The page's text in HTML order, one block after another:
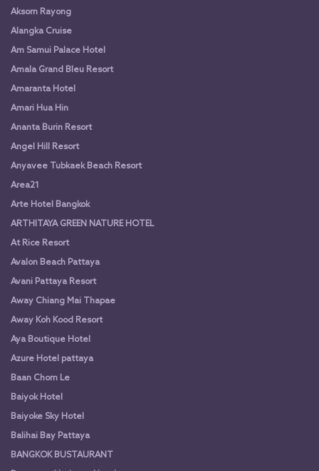
Aksorn Rayong
Alangka Cruise
Am Samui Palace Hotel
Amala Grand Bleu Resort
Amaranta Hotel
Amari Hua Hin
Ananta Burin Resort
Angel Hill Resort
Anyavee Tubkaek Beach Resort
Area21
Arte Hotel Bangkok
ARTHITAYA GREEN NATURE HOTEL
At Rice Resort
Avalon Beach Pattaya
Avani Pattaya Resort
Away Chiang Mai Thapae
Away Koh Kood Resort
Aya Boutique Hotel
Azure Hotel pattaya
Baan Chom Le
Baiyok Hotel
Baiyoke Sky Hotel
Balihai Bay Pattaya
BANGKOK BUSTAURANT